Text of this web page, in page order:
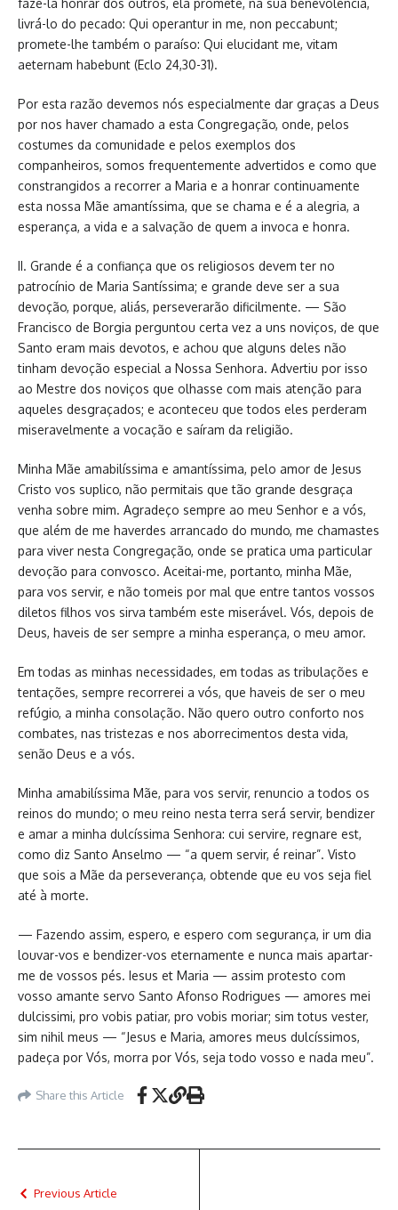
fazê-la honrar dos outros, ela promete, na sua benevolência,
livrá-lo do pecado: Qui operantur in me, non peccabunt;
promete-lhe também o paraíso: Qui elucidant me, vitam
aeternam habebunt (Eclo 24,30-31).
Por esta razão devemos nós especialmente dar graças a Deus
por nos haver chamado a esta Congregação, onde, pelos
costumes da comunidade e pelos exemplos dos
companheiros, somos frequentemente advertidos e como que
constrangidos a recorrer a Maria e a honrar continuamente
esta nossa Mãe amantíssima, que se chama e é a alegria, a
esperança, a vida e a salvação de quem a invoca e honra.
II. Grande é a confiança que os religiosos devem ter no
patrocínio de Maria Santíssima; e grande deve ser a sua
devoção, porque, aliás, perseverarão dificilmente. — São
Francisco de Borgia perguntou certa vez a uns noviços, de que
Santo eram mais devotos, e achou que alguns deles não
tinham devoção especial a Nossa Senhora. Advertiu por isso
ao Mestre dos noviços que olhasse com mais atenção para
aqueles desgraçados; e aconteceu que todos eles perderam
miseravelmente a vocação e saíram da religião.
Minha Mãe amabilíssima e amantíssima, pelo amor de Jesus
Cristo vos suplico, não permitais que tão grande desgraça
venha sobre mim. Agradeço sempre ao meu Senhor e a vós,
que além de me haverdes arrancado do mundo, me chamastes
para viver nesta Congregação, onde se pratica uma particular
devoção para convosco. Aceitai-me, portanto, minha Mãe,
para vos servir, e não tomeis por mal que entre tantos vossos
diletos filhos vos sirva também este miserável. Vós, depois de
Deus, haveis de ser sempre a minha esperança, o meu amor.
Em todas as minhas necessidades, em todas as tribulações e
tentações, sempre recorrerei a vós, que haveis de ser o meu
refúgio, a minha consolação. Não quero outro conforto nos
combates, nas tristezas e nos aborrecimentos desta vida,
senão Deus e a vós.
Minha amabilíssima Mãe, para vos servir, renuncio a todos os
reinos do mundo; o meu reino nesta terra será servir, bendizer
e amar a minha dulcíssima Senhora: cui servire, regnare est,
como diz Santo Anselmo — “a quem servir, é reinar”. Visto
que sois a Mãe da perseverança, obtende que eu vos seja fiel
até à morte.
— Fazendo assim, espero, e espero com segurança, ir um dia
louvar-vos e bendizer-vos eternamente e nunca mais apartar-
me de vossos pés. Iesus et Maria — assim protesto com
vosso amante servo Santo Afonso Rodrigues — amores mei
dulcissimi, pro vobis patiar, pro vobis moriar; sim totus vester,
sim nihil meus — “Jesus e Maria, amores meus dulcíssimos,
padeça por Vós, morra por Vós, seja todo vosso e nada meu”.
Share this Article
Previous Article